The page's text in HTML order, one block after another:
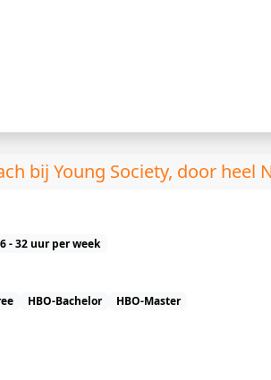
bij Young Society, door heel
- 32 uur per week
HBO-Bachelor
HBO-Master